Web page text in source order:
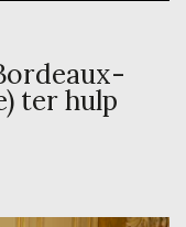
ter hulp